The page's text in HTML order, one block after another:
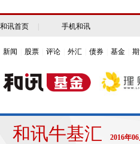
和讯首页 手机和讯
新闻 股票 评论 外汇 债券 基金
和讯牛基汇 2016年